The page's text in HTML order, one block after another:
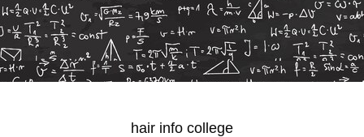
hair info college